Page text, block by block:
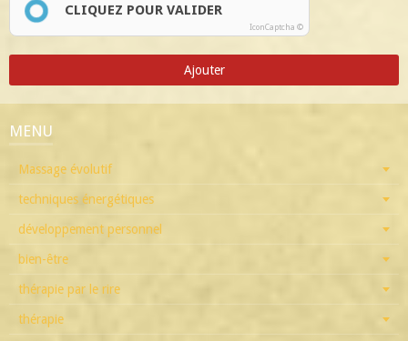
CLIQUEZ POUR VALIDER
IconCaptcha ©
Ajouter
MENU
Massage évolutif
techniques énergétiques
développement personnel
bien-être
thérapie par le rire
thérapie